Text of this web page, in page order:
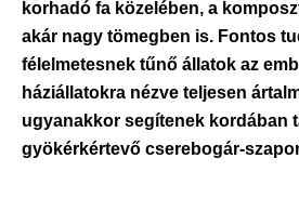
korhadó fa közelében, a
akár nagy tömegben is. Fontos
félelmetesnek tűnő állatok az
háziállatokra nézve teljesen
ugyanakkor segítenek kordában
gyökérkértevő cserebogár-